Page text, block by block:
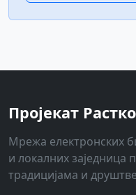
Пројекат Растко
Мрежа електронских
и локалних заједница
традицијама и